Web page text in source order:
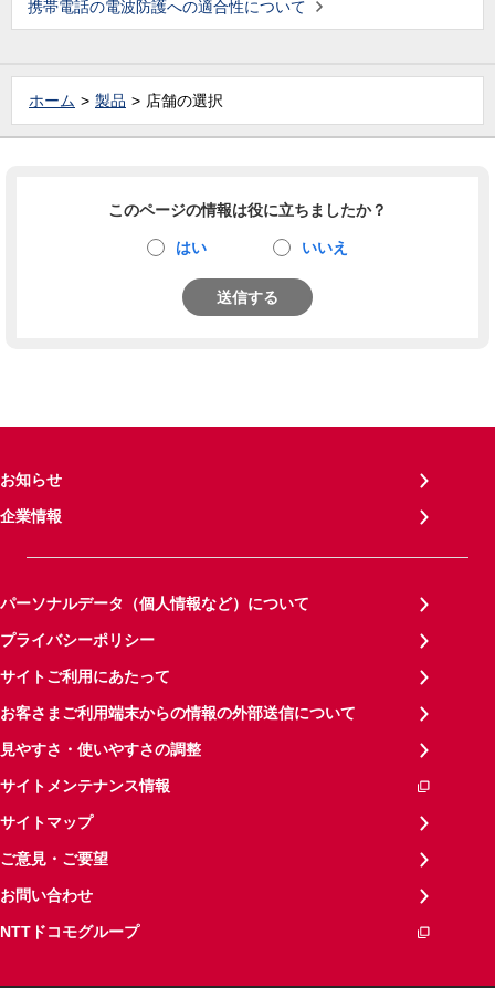
携帯電話の電波防護への適合性について
ホーム 製品 店舗の選択
このページの情報は役に立ちましたか？
はい いいえ
送信する
お知らせ
企業情報
パーソナルデータ（個人情報など）について
プライバシーポリシー
サイトご利用にあたって
お客さまご利用端末からの情報の外部送信について
見やすさ・使いやすさの調整
サイトメンテナンス情報
サイトマップ
ご意見・ご要望
お問い合わせ
NTTドコモグループ